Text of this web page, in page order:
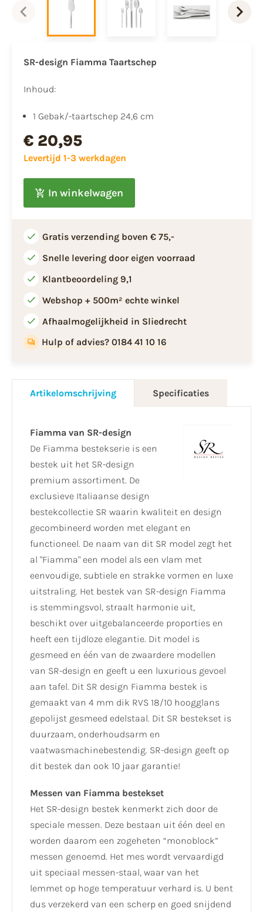
SR-design Fiamma Taartschep
Inhoud:
1 Gebak/-taartschep 24,6 cm
€ 20,95
Levertijd 1-3 werkdagen
In winkelwagen
Gratis verzending boven € 75,-
Snelle levering door eigen voorraad
Klantbeoordeling 9,1
Webshop + 500m² echte winkel
Afhaalmogelijkheid in Sliedrecht
Hulp of advies? 0184 41 10 16
Artikelomschrijving Specificaties
Fiamma van SR-design
De Fiamma bestekserie is een
bestek uit het SR-design
premium assortiment. De
exclusieve Italiaanse design
bestekcollectie SR waarin kwaliteit en design
gecombineerd worden met elegant en
functioneel. De naam van dit SR model zegt het
al "Fiamma" een model als een vlam met
eenvoudige, subtiele en strakke vormen en luxe
uitstraling. Het bestek van SR-design Fiamma
is stemmingsvol, straalt harmonie uit,
beschikt over uitgebalanceerde proporties en
heeft een tijdloze elegantie. Dit model is
gesmeed en één van de zwaardere modellen
van SR-design en geeft u een luxurious gevoel
aan tafel. Dit SR design Fiamma bestek is
gemaakt van 4 mm dik RVS 18/10 hoogglans
gepolijst gesmeed edelstaal. Dit SR bestekset is
duurzaam, onderhoudsarm en
vaatwasmachinebestendig. SR-design geeft op
dit bestek dan ook 10 jaar garantie!
Messen van Fiamma bestekset
Het SR-design bestek kenmerkt zich door de
speciale messen. Deze bestaan uit één deel en
worden daarom een zogeheten “monoblock”
messen genoemd. Het mes wordt vervaardigd
uit speciaal messen-staal, waar van het
lemmet op hoge temperatuur verhard is. U bent
dus verzekerd van een scherp en goed snijdend